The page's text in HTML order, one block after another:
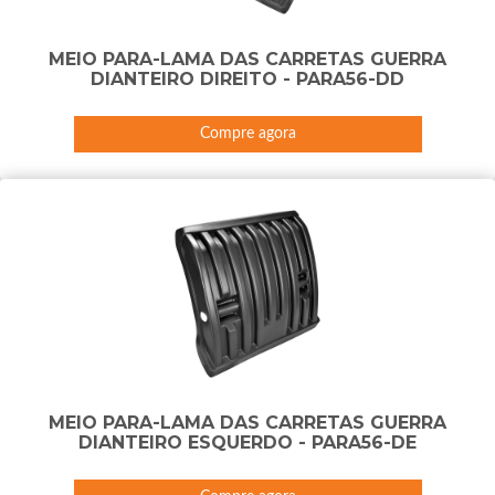
MEIO PARA-LAMA DAS CARRETAS GUERRA
DIANTEIRO DIREITO - PARA56-DD
Compre agora
MEIO PARA-LAMA DAS CARRETAS GUERRA
DIANTEIRO ESQUERDO - PARA56-DE